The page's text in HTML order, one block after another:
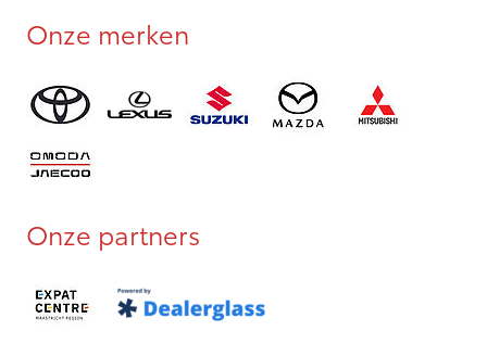
Onze merken
Onze partners